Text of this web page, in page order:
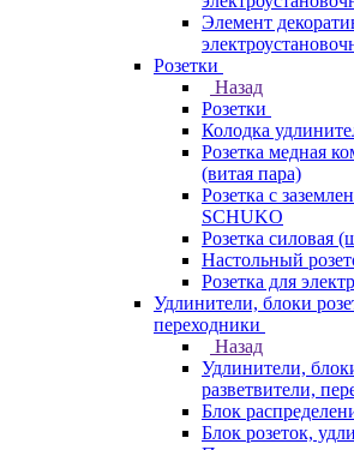
Элемент
Розетки
Назад
Розетки
Колодка
Розетка медная
(витая пара)
Розетка с
SCHUKO
Розетка силовая
Настольный
Розетка для
Удлинители, блоки
переходники
Назад
Удлинители,
разветвители,
Блок
Блок розеток,